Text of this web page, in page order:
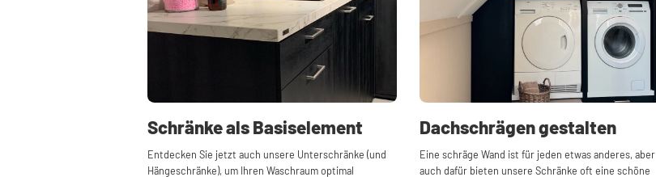
Schränke als Basiselement
Entdecken Sie jetzt auch unsere Unterschränke (und
Hängeschränke), um Ihren Waschraum optimal
Dachschrägen gestalten
Eine schräge Wand ist für jeden etwas anderes, aber
auch dafür bieten unsere Schränke oft eine schöne